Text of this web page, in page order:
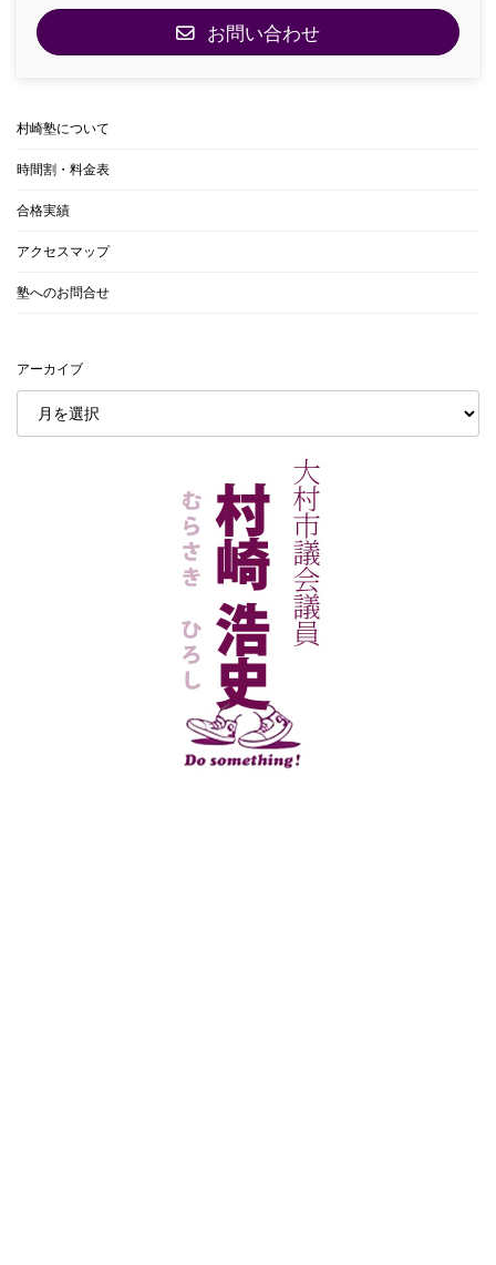
お問い合わせ
村崎塾について
時間割・料金表
合格実績
アクセスマップ
塾へのお問合せ
アーカイブ